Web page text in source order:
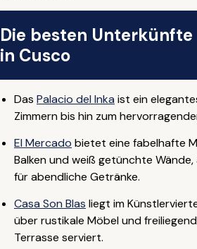
Die besten Unterkünfte
in Cusco
Das Palacio del Inka ist ein
Zimmern bis hin zum
El Mercado bietet eine fabelhafte
Balken und weiß getünchte
für abendliche Getränke.
Casa Son Blas liegt im
über rustikale Möbel und
Terrasse serviert.